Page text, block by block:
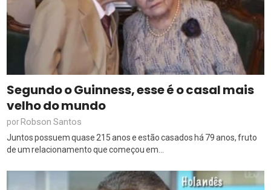
Segundo o Guinness, esse é o casal mais
velho do mundo
porRobson Santos
Juntos possuem quase 215 anos e estão casados há 79 anos, fruto
de um relacionamento que começou em...